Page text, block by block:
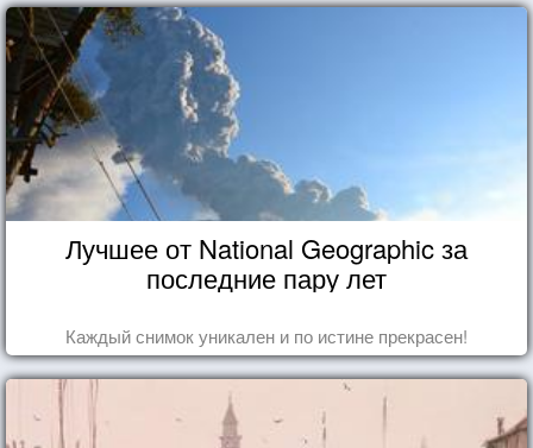
Лучшее от National Geographic за
последние пару лет
Каждый снимок уникален и по истине прекрасен!